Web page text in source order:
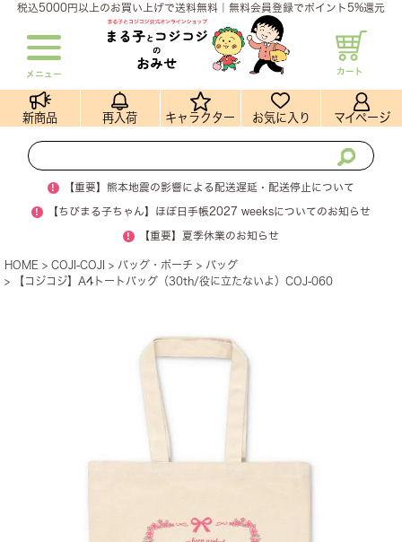
税込5000円以上のお買い上げで送料無料｜無料会員登録でポイント5%還元
メニュー カート
新商品 再入荷 キャラクター お気に入り マイページ
! 【重要】熊本地震の影響による配送遅延・配送停止について
! 【ちびまる子ちゃん】ほぼ日手帳2027 weeksについてのお知らせ
! 【重要】夏季休業のお知らせ
HOME COJI-COJI バッグ・ポーチ
バッグ
【コジコジ】A4トートバッグ（30th/役に立たないよ）COJ-060